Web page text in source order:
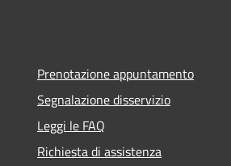
Prenotazione appuntamento
Segnalazione disservizio
Leggi le FAQ
Richiesta di assistenza